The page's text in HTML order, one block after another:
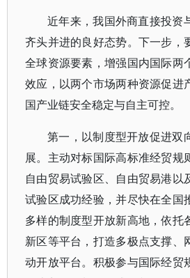
近年来，我国外商直接投资
齐头并进的良好态势。下一步，
全球资源要素，增强国内国际两
效应，以两个市场两种资源促进
国产业链安全稳定与自主可控。
第一，以制度型开放促进双
展。主动对标国际高标准经贸规
自由贸易试验区、自由贸易港以
试验区成功经验，并尽快在全国
多样的制度型开放新高地，依托
新区等平台，打造多极点支撑、
动开放平台。积极参与国际经贸